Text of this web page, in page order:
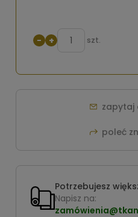
− + szt.
zapytaj
poleć
Potrzebujesz
Napisz na: